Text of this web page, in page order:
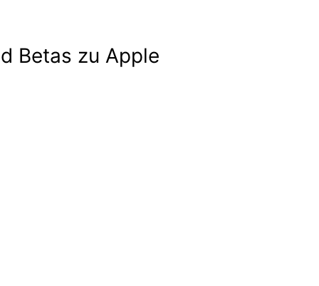
Betas zu Apple